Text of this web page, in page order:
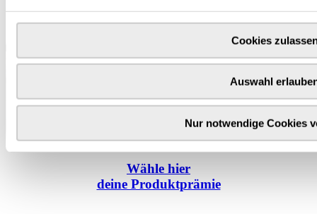
Cookies
Auswahl
Nur notwendige Cookies
Wähle hier
deine Produktprämie